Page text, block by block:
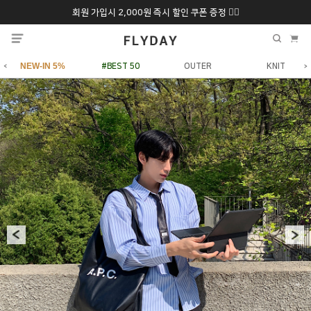
회원 가입시 2,000원 즉시 할인 쿠폰 증정 ❤️‍🔥
추석 특별 할인 10~20% 9/6 화 ~ 9/12월
NEW-IN 5% #BEST 50 OUTER KNIT